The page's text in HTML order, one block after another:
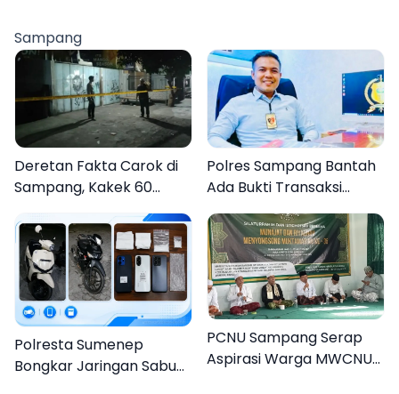
Sampang
Deretan Fakta Carok di
Sampang, Kakek 60
Tahun Duel Melawan 2
Pria
Polres Sampang Bantah
Ada Bukti Transaksi
dalam Kasus Rudapaksa
Anak 27 Tersangka
Polresta Sumenep
Bongkar Jaringan Sabu
PCNU Sampang Serap
Aspirasi Warga MWCNU